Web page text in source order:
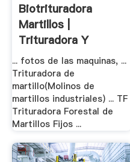
Biotrituradora
Martillos |
Trituradora Y
Molinos
... fotos de las maquinas, ...
Trituradora de
martillo(Molinos de
martillos industriales) ... TF
Trituradora Forestal de
Martillos Fijos ...